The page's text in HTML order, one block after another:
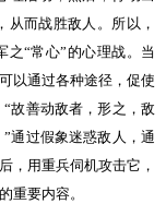
而战胜敌人。所以，
之“常心”的心理战。当
以通过各种途径，促使
故善动敌者，形之，敌
通过假象迷惑敌人，通
，用重兵伺机攻击它，
重要内容。